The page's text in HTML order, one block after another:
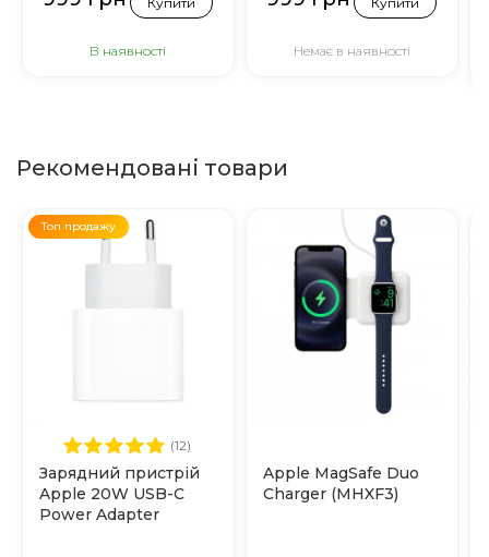
В наявності Немає в наявності
Рекомендовані товари
Топ продажу
(12)
Зарядний пристрій
Apple 20W USB-C
Power Adapter
Apple MagSafe Duo
Charger (MHXF3)